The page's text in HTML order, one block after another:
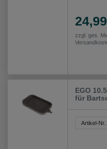
zzgl. ges.
EGO
für
Artikel-Nr.